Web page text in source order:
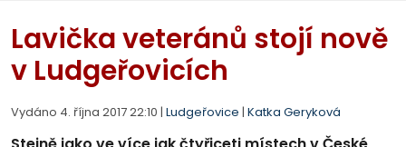
​Lavička veteránů stojí nově
v Ludgeřovicích
Vydáno 4. října 2017 22:10 | Ludgeřovice | Katka Geryková